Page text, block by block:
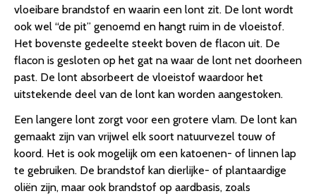
vloeibare brandstof en waarin een lont zit. De lont wordt
ook wel “de pit” genoemd en hangt ruim in de vloeistof.
Het bovenste gedeelte steekt boven de flacon uit. De
flacon is gesloten op het gat na waar de lont net doorheen
past. De lont absorbeert de vloeistof waardoor het
uitstekende deel van de lont kan worden aangestoken.
Een langere lont zorgt voor een grotere vlam. De lont kan
gemaakt zijn van vrijwel elk soort natuurvezel touw of
koord. Het is ook mogelijk om een katoenen- of linnen lap
te gebruiken. De brandstof kan dierlijke- of plantaardige
oliën zijn, maar ook brandstof op aardbasis, zoals